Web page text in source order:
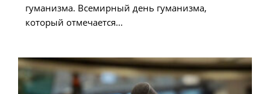
гуманизма. Всемирный день гуманизма,
который отмечается…